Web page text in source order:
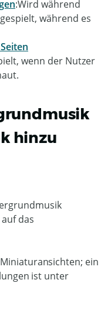
:Wird während
während es
wenn der Nutzer
hinzu
das